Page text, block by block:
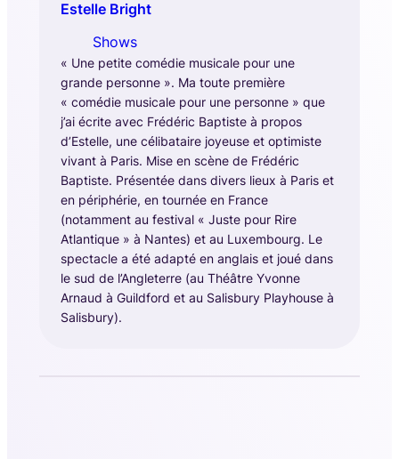
Estelle Bright
Shows
« Une petite comédie musicale pour une
grande personne ». Ma toute première
« comédie musicale pour une personne » que
j’ai écrite avec Frédéric Baptiste à propos
d’Estelle, une célibataire joyeuse et optimiste
vivant à Paris. Mise en scène de Frédéric
Baptiste. Présentée dans divers lieux à Paris et
en périphérie, en tournée en France
(notamment au festival « Juste pour Rire
Atlantique » à Nantes) et au Luxembourg. Le
spectacle a été adapté en anglais et joué dans
le sud de l’Angleterre (au Théâtre Yvonne
Arnaud à Guildford et au Salisbury Playhouse à
Salisbury).